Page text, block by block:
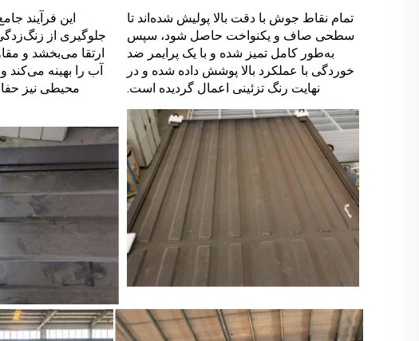
تمام نقاط جوش با دقت بالا پولیش شده‌اند تا
سطحی صاف و یکنواخت حاصل شود، سپس
به‌طور کامل تمیز شده و با یک پرایمر ضد
خوردگی با عملکرد بالا پوشش داده شده و در
نهایت رنگ تزئینی اعمال گردیده است.
این فرآیند
جلوگیری از
ارتقا می‌بخشد و
آب را بهینه
محیطی نیز